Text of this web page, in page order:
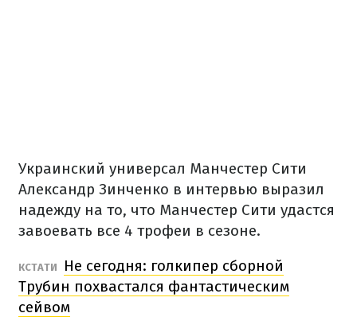
Украинский универсал Манчестер Сити
Александр Зинченко в интервью выразил
надежду на то, что Манчестер Сити удастся
завоевать все 4 трофеи в сезоне.
КСТАТИ
Не сегодня: голкипер сборной
Трубин похвастался фантастическим
сейвом